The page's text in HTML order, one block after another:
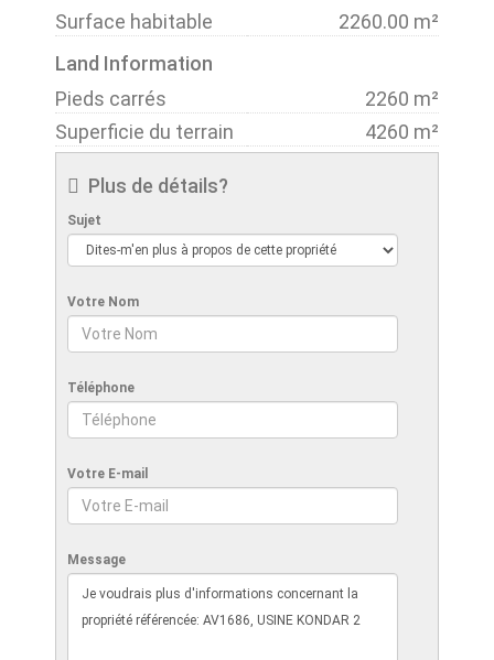
Surface habitable
2260.00 m²
Land Information
Pieds carrés
2260 m²
Superficie du terrain
4260 m²
Plus de détails?
Sujet
Votre Nom
Téléphone
Votre E-mail
Message